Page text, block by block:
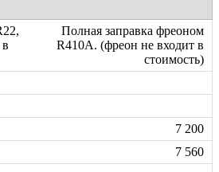
Полная заправка фреоном
R410А. (фреон не входит в
стоимость)
7 200
7 560